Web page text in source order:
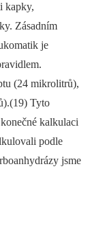
kapky,
Zásadním
je
(24 mikrolitrů),
Tyto
kalkulaci
podle
jsme